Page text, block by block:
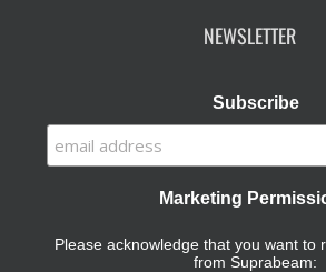
NEWSLETTER
Subscribe
Marketing
Please acknowledge that you want to
from Suprabeam: